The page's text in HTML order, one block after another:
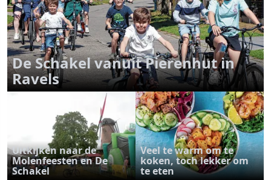
De Schakel vanuit Pierenhut in
Ravels
Uitkijken naar de
Molenfeesten en De
Schakel
Veel te warm om te
koken, toch lekker om
te eten